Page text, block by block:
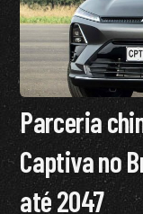
Parceria
Captiva no
até 2047